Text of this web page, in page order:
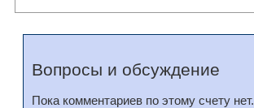
Вопросы и обсуждение
Пока комментариев по этому счету нет.